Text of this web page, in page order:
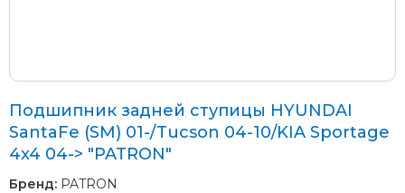
Подшипник задней ступицы HYUNDAI
SantaFe (SM) 01-/Tucson 04-10/KIA Sportage
4x4 04-> "PATRON"
Бренд: PATRON